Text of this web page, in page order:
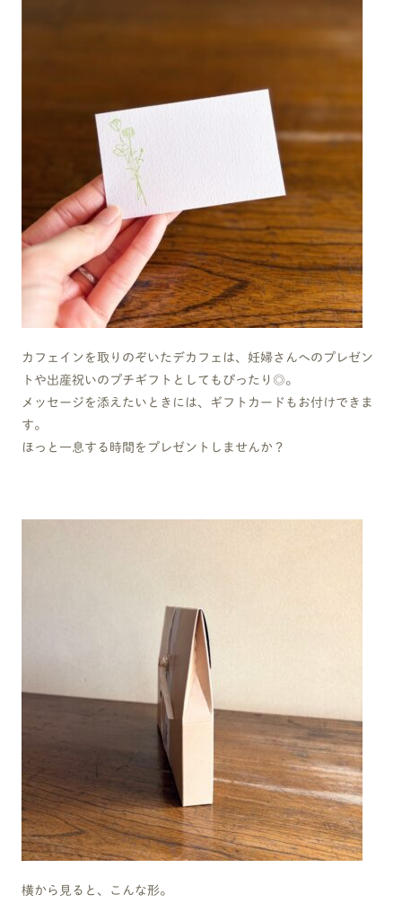
カフェインを取りのぞいたデカフェは、妊婦さんへのプレゼン
トや出産祝いのプチギフトとしてもぴったり◎。
メッセージを添えたいときには、ギフトカードもお付けできま
す。
ほっと一息する時間をプレゼントしませんか？
横から見ると、こんな形。